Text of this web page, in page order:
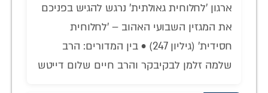
ארגון 'לחלוחית גאולתית' נרגש להגיש בפניכם
את המגזין השבועי האהוב – 'לחלוחית
חסידית' (גיליון 247) • בין המדורים: הרב
שלמה זלמן לבקיבקר והרב חיים שלום דייטש